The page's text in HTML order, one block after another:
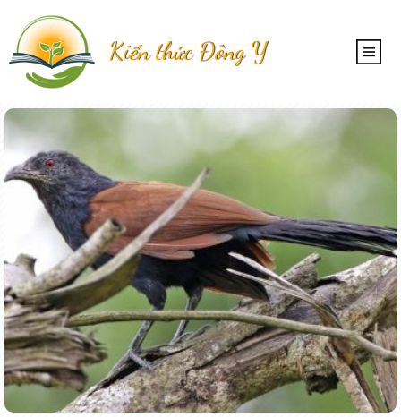
Kiến thức Đông Y